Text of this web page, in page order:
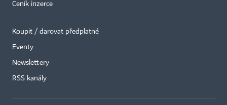
Ceník inzerce
Koupit / darovat předplatné
Eventy
Newslettery
RSS kanály